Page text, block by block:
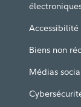
Accessibilité
Biens non
Médias